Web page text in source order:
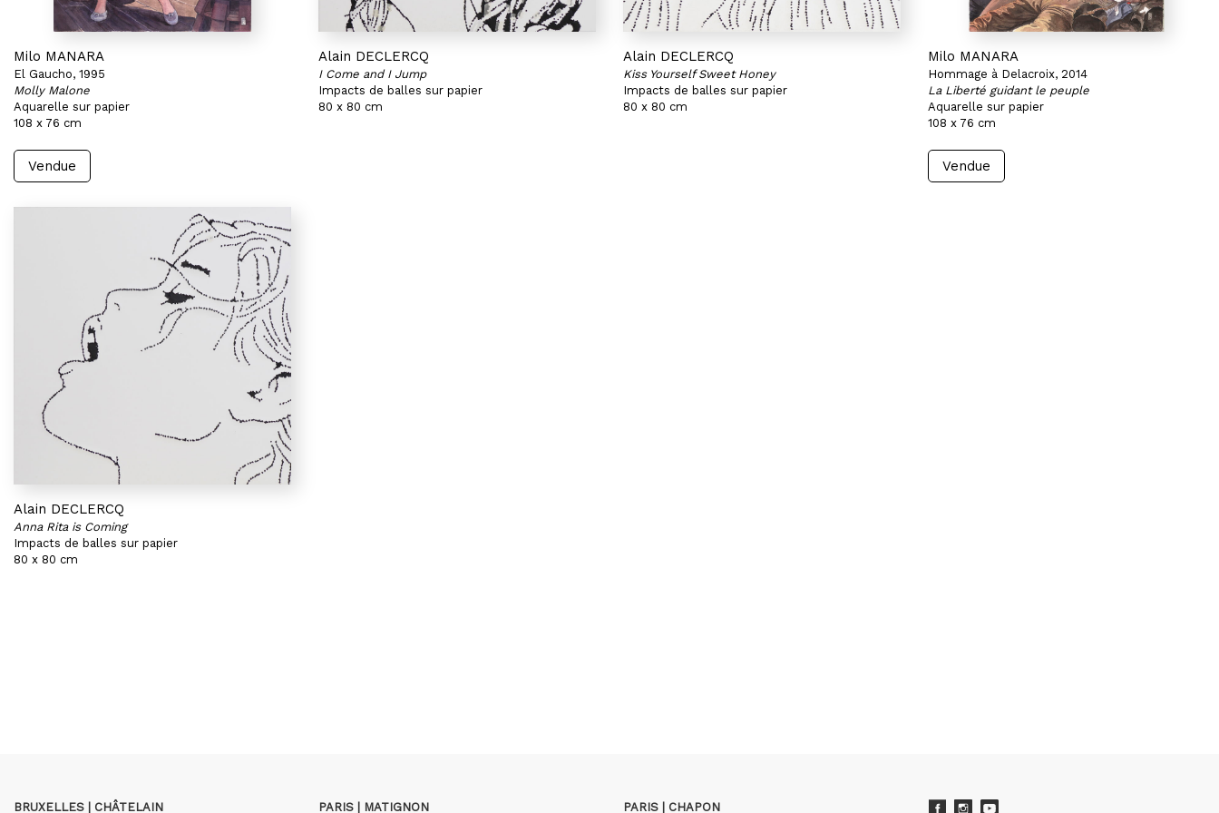
Milo MANARA
El Gaucho, 1995
Molly Malone
Aquarelle sur papier
108 x 76 cm
Vendue
Alain DECLERCQ
I Come and I Jump
Impacts de balles sur papier
80 x 80 cm
Alain DECLERCQ
Kiss Yourself Sweet Honey
Impacts de balles sur papier
80 x 80 cm
Milo MANARA
Hommage à Delacroix, 2014
La Liberté guidant le peuple
Aquarelle sur papier
108 x 76 cm
Vendue
Alain DECLERCQ
Anna Rita is Coming
Impacts de balles sur papier
80 x 80 cm
BRUXELLES | CHÂTELAIN PARIS | MATIGNON PARIS | CHAPON